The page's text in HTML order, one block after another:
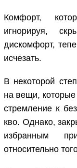
Комфорт,
игнорируя,
дискомфорт,
исчезать.
В некоторой
на вещи, которые
стремление к
кво. Однако,
избранным
относительно